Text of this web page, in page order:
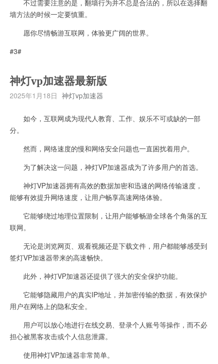
不过需要注意的是，翻墙行为并不总是合法的，所以在选择翻
墙方法的时候一定要慎重。
愿你尽情畅游互联网，体验更广阔的世界。
#3#
神灯vp加速器最新版
2025年1月18日 神灯vp加速器
如今，互联网成为现代人教育、工作、娱乐不可或缺的一部
分。
然而，网络速度的慢和网络安全问题也一直困扰着用户。
为了解决这一问题，神灯VP加速器成为了许多用户的首选。
神灯VP加速器拥有高效的数据加密和迅速的网络传输速度，
能够有效提升网络速度，让用户畅享高速网络体验。
它能够绕过地理位置限制，让用户能够畅游全球各个角落的互
联网。
无论是浏览网页、观看视频还是下载文件，用户都能够感受到
签灯VP加速器带来的高速畅快。
此外，神灯VP加速器还提供了强大的安全保护功能。
它能够隐藏用户的真实IP地址，并加密传输的数据，有效保护
用户在网络上的隐私安全。
用户可以放心地进行在线交易、登录个人账号等操作，而不必
担心被黑客攻击或个人信息泄露。
使用神灯VP加速器非常简单。